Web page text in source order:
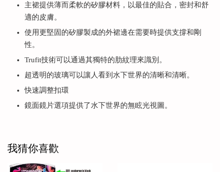
主裙提供薄而柔軟的矽膠材料，以最佳的貼合，密封和舒
適的皮膚。
使用更堅固的矽膠製成的外裙邊在需要時提供支撐和剛
性。
Trufit技術可以通過其獨特的肋紋理來識別。
超透明的玻璃可以讓人看到水下世界的清晰和清晰。
快速調整扣環
鏡面鏡片選項提供了水下世界的無眩光視圖。
我猜你喜歡